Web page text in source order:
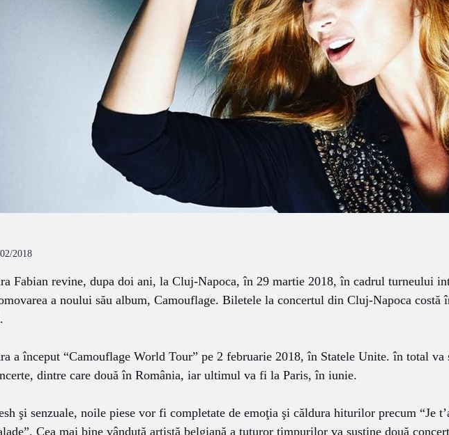
2018
Fabian revine, dupa doi ani, la Cluj-Napoca, în 29 martie 2018, în cadrul turneului
a noului său album, Camouflage. Biletele la concertul din Cluj-Napoca costă
a început “Camouflage World Tour” pe 2 februarie 2018, în Statele Unite. în total va
dintre care două în România, iar ultimul va fi la Paris, în iunie.
şi senzuale, noile piese vor fi completate de emoţia şi căldura hiturilor precum “Je
Cea mai bine vândută artistă belgiană a tuturor timpurilor va suştine două